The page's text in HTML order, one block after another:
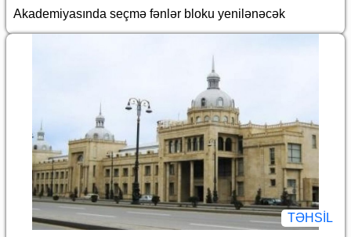
Akademiyasında seçmə fənlər bloku yenilənəcək
TƏHSIL